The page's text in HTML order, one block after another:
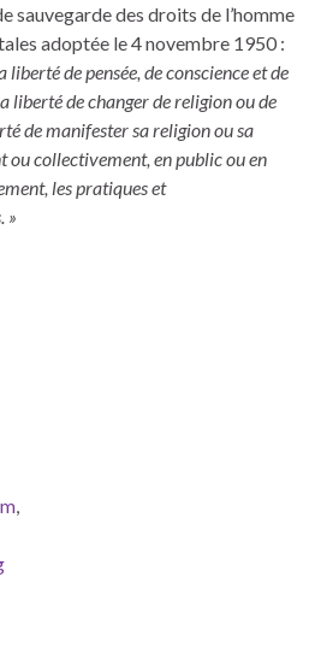
sauvegarde des droits de l’homme
adoptée le 4 novembre 1950 :
liberté de pensée, de conscience et de
liberté de changer de religion ou de
de manifester sa religion ou sa
collectivement, en public ou en
les pratiques et
»